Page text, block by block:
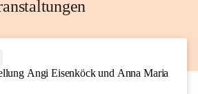
AUG
Angi Eisenköck und Anna Maria